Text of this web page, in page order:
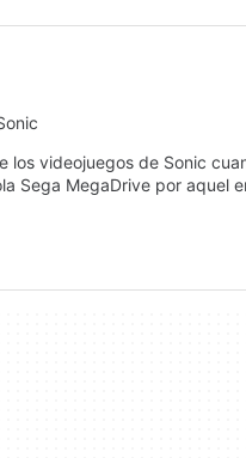
los videojuegos de Sonic
Sega MegaDrive por aquel